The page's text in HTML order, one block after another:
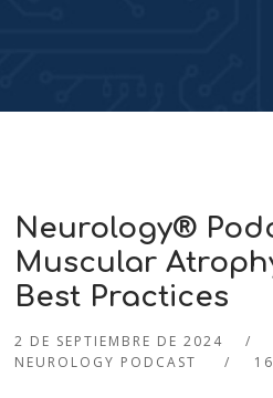
Neurology®
Muscular
Best Practices
2 DE SEPTIEMBRE DE 2024
NEUROLOGY PODCAST